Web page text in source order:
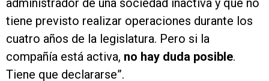
administrador de una sociedad inactiva y que no
tiene previsto realizar operaciones durante los
cuatro años de la legislatura. Pero si la
compañía está activa, no hay duda posible.
Tiene que declararse”.